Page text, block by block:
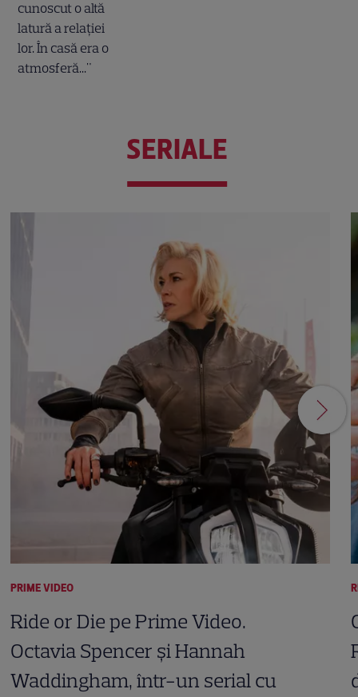
SERIALE
PRIME VIDEO
Ride or Die pe Prime Video.
Octavia Spencer și Hannah
Waddingham, într-un serial cu